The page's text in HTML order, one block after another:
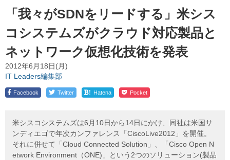
「我々がSDNをリードする」米シス
コシステムズがクラウド対応製品と
ネットワーク仮想化技術を発表
2012年6月18日(月)
IT Leaders編集部
Facebook Twitter ! Hatena Pocket
米シスコシステムズは6月10日から14日にかけ、同社は米国サ
ンディエゴで年次カンファレンス「CiscoLive2012」を開催。
それに併せて「Cloud Connected Solution」、「Cisco Open N
etwork Environment（ONE)」という2つのソリューション(製品